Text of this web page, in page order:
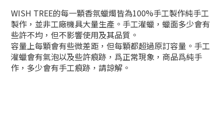
WISH TREE的每一顆香氛蠟燭皆為100%手工製作純手工
製作，並非工廠機具大量生產。手工灌蠟，蠟面多少會有
些許不均，但不影響使用及其品質。
容量上每顆會有些微差距，但每顆都超過原訂容量。手工
灌蠟會有氣泡以及些許痕跡，爲正常現象，商品爲純手
作，多少會有手工痕跡，請諒解。